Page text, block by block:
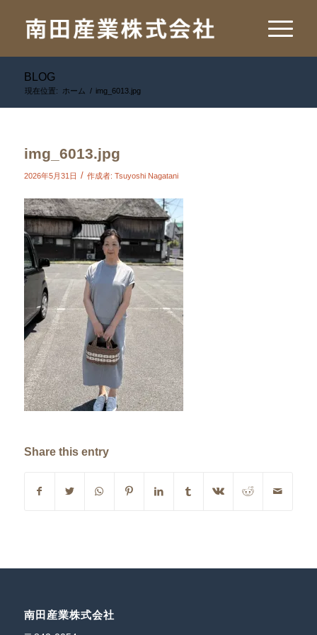
BLOG
現在位置: ホーム / img_6013.jpg
img_6013.jpg
2026年5月31日 / 作成者: Tsuyoshi Nagatani
Share this entry
南田産業株式会社